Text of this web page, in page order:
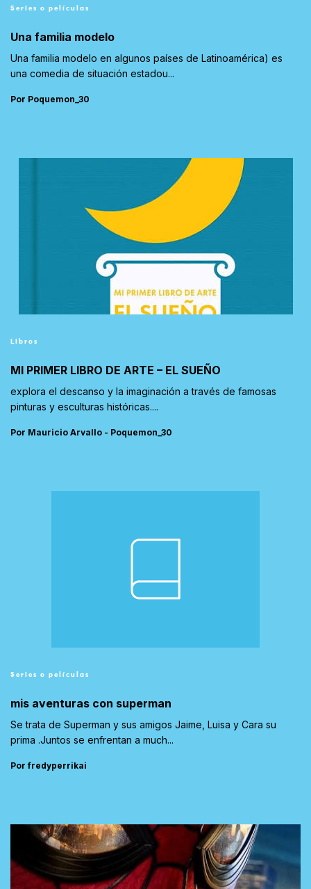
Series o películas
Una familia modelo
Una familia modelo en algunos países de Latinoamérica) es
una comedia de situación estadou...
Por Poquemon_30
Libros
MI PRIMER LIBRO DE ARTE – EL SUEÑO
explora el descanso y la imaginación a través de famosas
pinturas y esculturas históricas....
Por Mauricio Arvallo - Poquemon_30
Series o películas
mis aventuras con superman
Se trata de Superman y sus amigos Jaime, Luisa y Cara su
prima .Juntos se enfrentan a much...
Por fredyperrikai